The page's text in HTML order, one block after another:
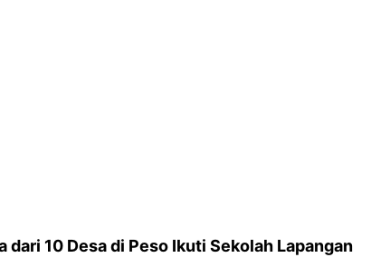
10 Desa di Peso Ikuti Sekolah Lapangan